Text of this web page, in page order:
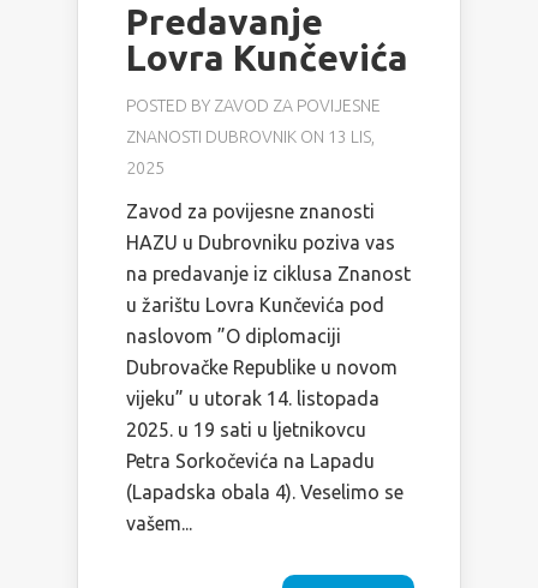
Predavanje
Lovra Kunčevića
POSTED BY ZAVOD ZA POVIJESNE
ZNANOSTI DUBROVNIK ON 13 LIS,
2025
Zavod za povijesne znanosti
HAZU u Dubrovniku poziva vas
na predavanje iz ciklusa Znanost
u žarištu Lovra Kunčevića pod
naslovom ”O diplomaciji
Dubrovačke Republike u novom
vijeku” u utorak 14. listopada
2025. u 19 sati u ljetnikovcu
Petra Sorkočevića na Lapadu
(Lapadska obala 4). Veselimo se
vašem...